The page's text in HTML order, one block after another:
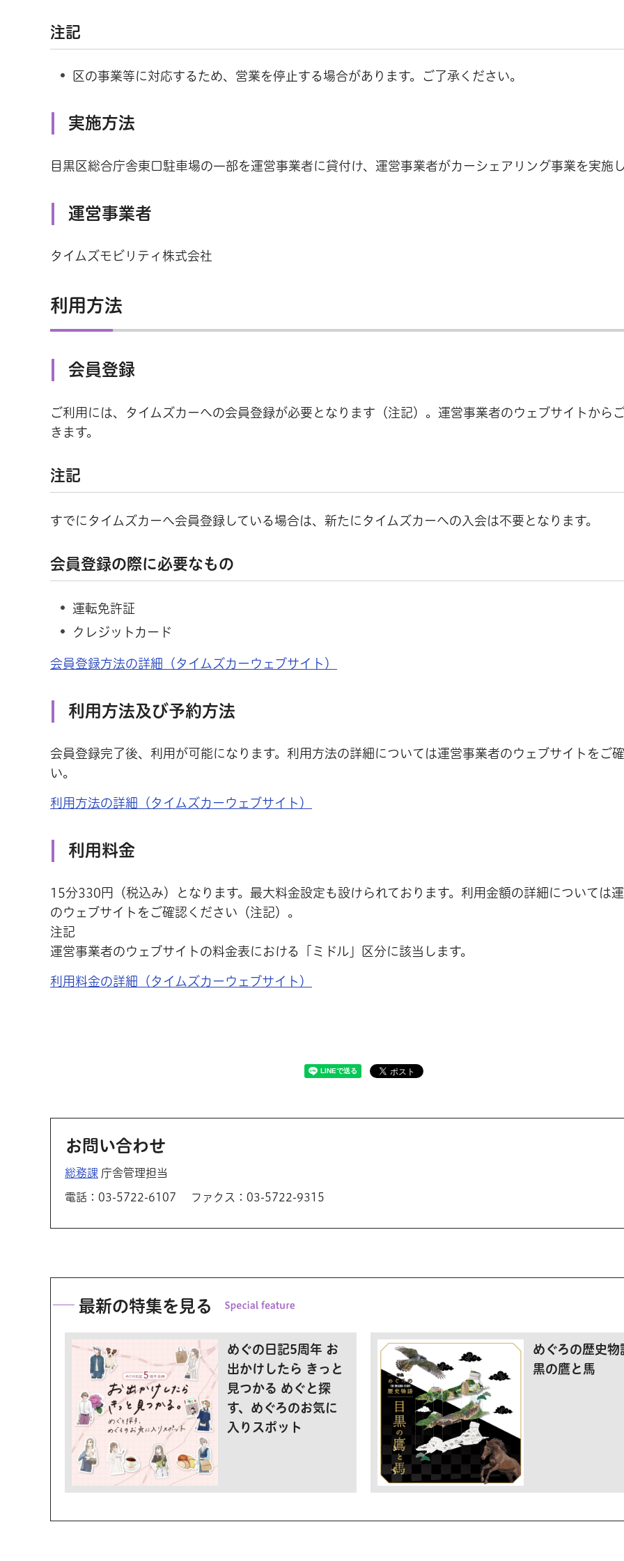
注記
区の事業等に対応するため、営業を停止する場合があります。ご了承ください。
実施方法
目黒区総合庁舎東口駐車場の一部を運営事業者に貸付け、運営事業者がカーシェアリング事業を実施
運営事業者
タイムズモビリティ株式会社
利用方法
会員登録
ご利用には、タイムズカーへの会員登録が必要となります（注記）。運営事業者のウェブサイトから
きます。
注記
すでにタイムズカーへ会員登録している場合は、新たにタイムズカーへの入会は不要となります。
会員登録の際に必要なもの
運転免許証
クレジットカード
会員登録方法の詳細（タイムズカーウェブサイト）
利用方法及び予約方法
会員登録完了後、利用が可能になります。利用方法の詳細については運営事業者のウェブサイトをご
い。
利用方法の詳細（タイムズカーウェブサイト）
利用料金
15分330円（税込み）となります。最大料金設定も設けられております。利用金額の詳細については
のウェブサイトをご確認ください（注記）。
注記
運営事業者のウェブサイトの料金表における「ミドル」区分に該当します。
利用料金の詳細（タイムズカーウェブサイト）
お問い合わせ
総務課 庁舎管理担当
電話：03-5722-6107 ファクス：03-5722-9315
最新の特集を見る
めぐの日記5周年 お
出かけしたら きっと
見つかる めぐと探
す、めぐろのお気に
入りスポット
めぐろの歴史物
黒の鷹と馬